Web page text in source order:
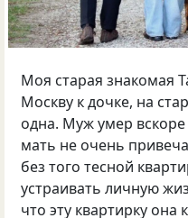
Моя старая знакомая
Москву к дочке, на
одна. Муж умер вскоре
мать не очень
без того тесной
устраивать личную
что эту квартирку она